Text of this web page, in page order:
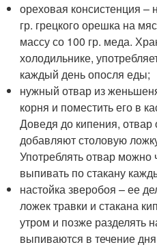
ореховая консистенция –
гр. грецкого орешка на
массу со 100 гр. меда.
холодильнике,
каждый день опосля еды;
нужный отвар из
корня и поместить его в
Доведя до кипения, отвар
добавляют столовую
Употреблять отвар можно
выпивать по стакану
настойка зверобоя – ее
ложек травки и стакана
утром и позже разделять
выпиваются в течение